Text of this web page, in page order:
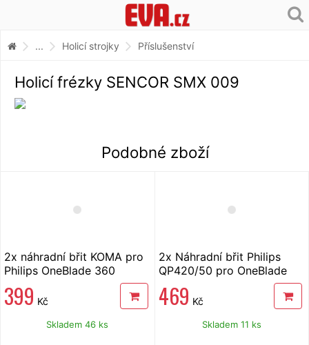
... Holicí strojky Příslušenství
Holicí frézky SENCOR SMX 009
Podobné zboží
2x náhradní břit KOMA pro
Philips OneBlade 360
399 Kč
Skladem 46 ks
2x Náhradní břit Philips
QP420/50 pro OneBlade
469 Kč
Skladem 11 ks